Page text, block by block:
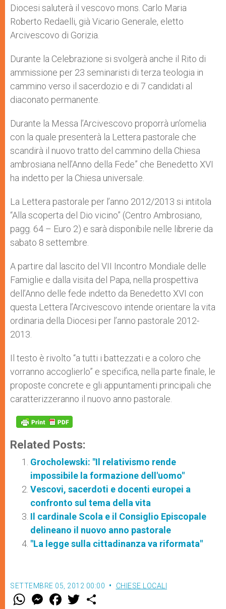
Diocesi saluterà il vescovo mons. Carlo Maria
Roberto Redaelli, già Vicario Generale, eletto
Arcivescovo di Gorizia.
Durante la Celebrazione si svolgerà anche il Rito di
ammissione per 23 seminaristi di terza teologia in
cammino verso il sacerdozio e di 7 candidati al
diaconato permanente.
Durante la Messa l’Arcivescovo proporrà un’omelia
con la quale presenterà la Lettera pastorale che
scandirà il nuovo tratto del cammino della Chiesa
ambrosiana nell’Anno della Fede” che Benedetto XVI
ha indetto per la Chiesa universale.
La Lettera pastorale per l’anno 2012/2013 si intitola
“Alla scoperta del Dio vicino” (Centro Ambrosiano,
pagg. 64 – Euro 2) e sarà disponibile nelle librerie da
sabato 8 settembre.
A partire dal lascito del VII Incontro Mondiale delle
Famiglie e dalla visita del Papa, nella prospettiva
dell’Anno delle fede indetto da Benedetto XVI con
questa Lettera l’Arcivescovo intende orientare la vita
ordinaria della Diocesi per l’anno pastorale 2012-
2013.
Il testo è rivolto “a tutti i battezzati e a coloro che
vorranno accoglierlo” e specifica, nella parte finale, le
proposte concrete e gli appuntamenti principali che
caratterizzeranno il nuovo anno pastorale.
Related Posts:
Grocholewski: "Il relativismo rende
impossibile la formazione dell'uomo"
Vescovi, sacerdoti e docenti europei a
confronto sul tema della vita
Il cardinale Scola e il Consiglio Episcopale
delineano il nuovo anno pastorale
"La legge sulla cittadinanza va riformata"
SETTEMBRE 05, 2012 00:00 CHIESE LOCALI
W M
e
F
a w